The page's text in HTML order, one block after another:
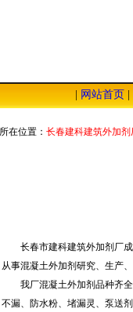
服务，低廉的价格，恭迎您
网站首页|
所在位置： 长春建科建筑外加剂
长春市建科建筑外加剂厂成
从事混凝土外加剂研究、生产
我厂混凝土外加剂品种齐全
不漏、防水粉、堵漏灵、泵送